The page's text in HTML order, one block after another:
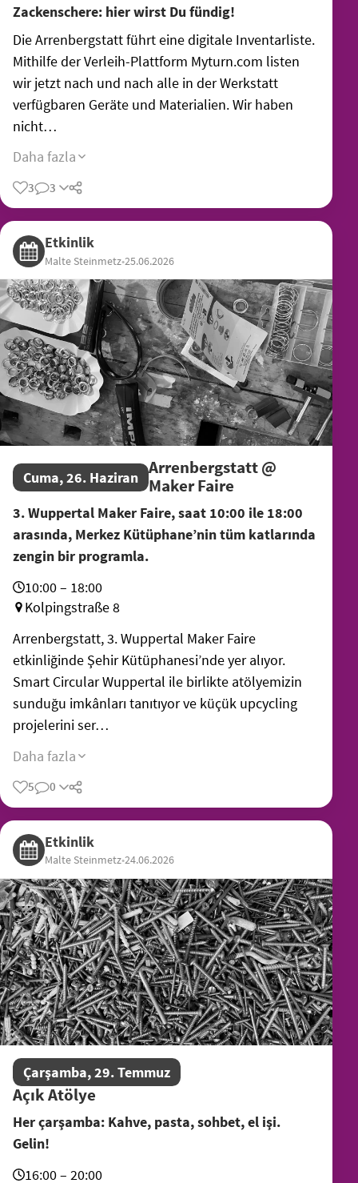
Zackenschere: hier wirst Du fündig!
Die Arrenbergstatt führt eine digitale Inventarliste.
Mithilfe der Verleih-Plattform Myturn.com listen
wir jetzt nach und nach alle in der Werkstatt
verfügbaren Geräte und Materialien. Wir haben
nicht…
Daha fazla
3 3
Etkinlik
Malte Steinmetz•25.06.2026
Cuma, 26. Haziran Arrenbergstatt @
Maker Faire
3. Wuppertal Maker Faire, saat 10:00 ile 18:00
arasında, Merkez Kütüphane’nin tüm katlarında
zengin bir programla.
10:00 – 18:00
Kolpingstraße 8
Arrenbergstatt, 3. Wuppertal Maker Faire
etkinliğinde Şehir Kütüphanesi’nde yer alıyor.
Smart Circular Wuppertal ile birlikte atölyemizin
sunduğu imkânları tanıtıyor ve küçük upcycling
projelerini ser…
Daha fazla
5 0
Etkinlik
Malte Steinmetz•24.06.2026
Çarşamba, 29. Temmuz
Açık Atölye
Her çarşamba: Kahve, pasta, sohbet, el işi.
Gelin!
16:00 – 20:00